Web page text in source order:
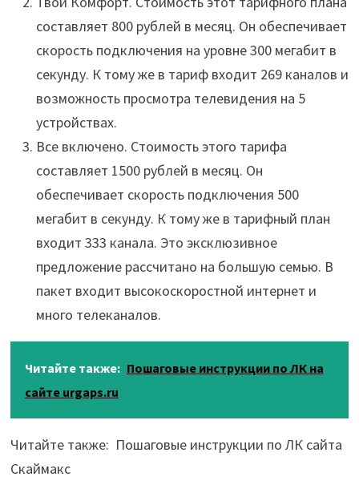
составляет 800 рублей в месяц. Он обеспечивает
скорость подключения на уровне 300 мегабит в
секунду. К тому же в тариф входит 269 каналов и
возможность просмотра телевидения на 5
устройствах.
Все включено. Стоимость этого тарифа
составляет 1500 рублей в месяц. Он
обеспечивает скорость подключения 500
мегабит в секунду. К тому же в тарифный план
входит 333 канала. Это эксклюзивное
предложение рассчитано на большую семью. В
пакет входит высокоскоростной интернет и
много телеканалов.
Читайте также: Пошаговые инструкции по ЛК на
сайте urgaps.ru
Читайте также: Пошаговые инструкции по ЛК сайта
Скаймакс